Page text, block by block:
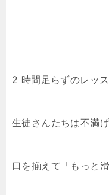
2 時間足らずのレッス
生徒さんたちは不満げ
口を揃えて「もっと